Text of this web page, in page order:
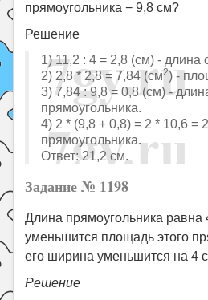
прямоугольника − 9,8 см?
Решение
1) 11,2 : 4 = 2,8 (см) - длина
2) 2,8 * 2,8 = 7,84 (см2) -
3) 7,84 : 9,8 = 0,8 (см) -
прямоугольника.
4) 2 * (9,8 + 0,8) = 2 * 10,6 =
прямоугольника.
Ответ: 21,2 см.
Задание № 1198
Длина прямоугольника равна
уменьшится площадь этого
его ширина уменьшится на 4
Решение